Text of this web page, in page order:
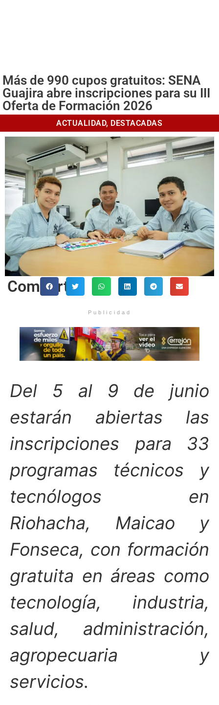
Más de 990 cupos gratuitos: SENA
Guajira abre inscripciones para su III
Oferta de Formación 2026
ACTUALIDAD, DESTACADAS
Comparte
Publicidad
Del 5 al 9 de junio
estarán abiertas las
inscripciones para 33
programas técnicos y
tecnólogos en
Riohacha, Maicao y
Fonseca, con formación
gratuita en áreas como
tecnología, industria,
salud, administración,
agropecuaria y
servicios.